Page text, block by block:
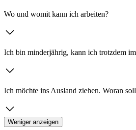
Wo und womit kann ich arbeiten?
Ich bin minderjährig, kann ich trotzdem
Ich möchte ins Ausland ziehen. Woran
Weniger anzeigen